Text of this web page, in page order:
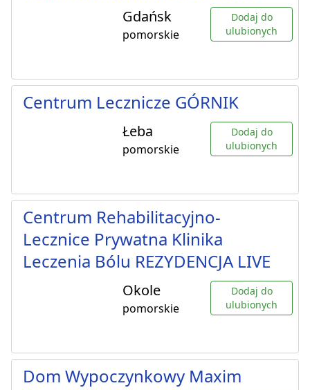
Gdańsk
pomorskie
Dodaj do
ulubionych
Centrum Lecznicze GÓRNIK
Łeba
pomorskie
Dodaj do
ulubionych
Centrum Rehabilitacyjno-
Lecznice Prywatna Klinika
Leczenia Bólu REZYDENCJA LIVE
Okole
pomorskie
Dodaj do
ulubionych
Dom Wypoczynkowy Maxim